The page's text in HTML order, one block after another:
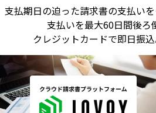
支払期日の迫った請求書の支払い
支払いを最大60日間後ろ
クレジットカードで即日振込